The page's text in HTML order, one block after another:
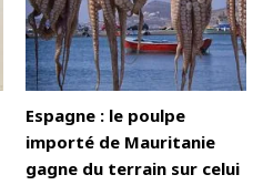
Espagne : le poulpe
importé de Mauritanie
gagne du terrain sur celui